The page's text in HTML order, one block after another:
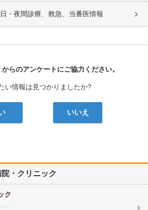
・夜間診療、救急、当番医情報
病院なび
からのアンケートにご協力ください。
い情報は見つかりましたか?
いいえ
・クリニック
ク
...